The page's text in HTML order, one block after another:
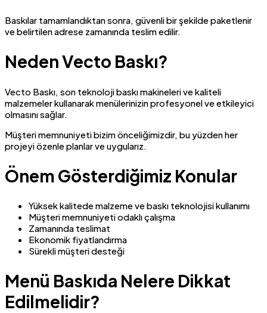
Baskılar tamamlandıktan sonra, güvenli bir şekilde paketlenir
ve belirtilen adrese zamanında teslim edilir.
Neden Vecto Baskı?
Vecto Baskı, son teknoloji baskı makineleri ve kaliteli
malzemeler kullanarak menülerinizin profesyonel ve etkileyici
olmasını sağlar.
Müşteri memnuniyeti bizim önceliğimizdir, bu yüzden her
projeyi özenle planlar ve uygularız.
Önem Gösterdiğimiz Konular
Yüksek kalitede malzeme ve baskı teknolojisi kullanımı
Müşteri memnuniyeti odaklı çalışma
Zamanında teslimat
Ekonomik fiyatlandırma
Sürekli müşteri desteği
Menü Baskıda Nelere Dikkat
Edilmelidir?